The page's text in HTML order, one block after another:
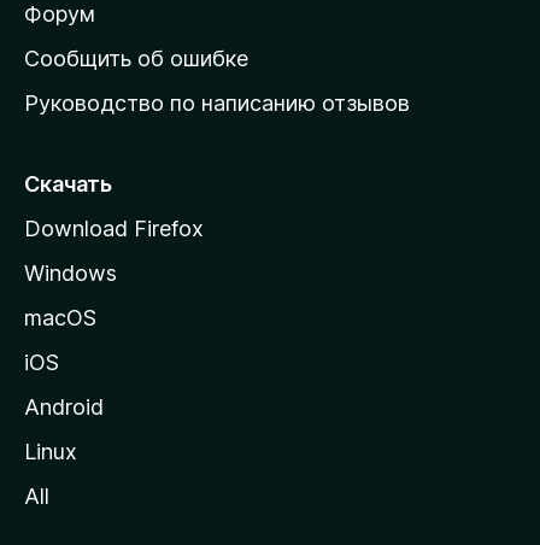
ш
н
ю
т
а
н
у
M
i
Форум
Сообщить об ошибке
Руководство по написанию отзывов
Скачать
Download Firefox
Windows
macOS
iOS
Android
Linux
All